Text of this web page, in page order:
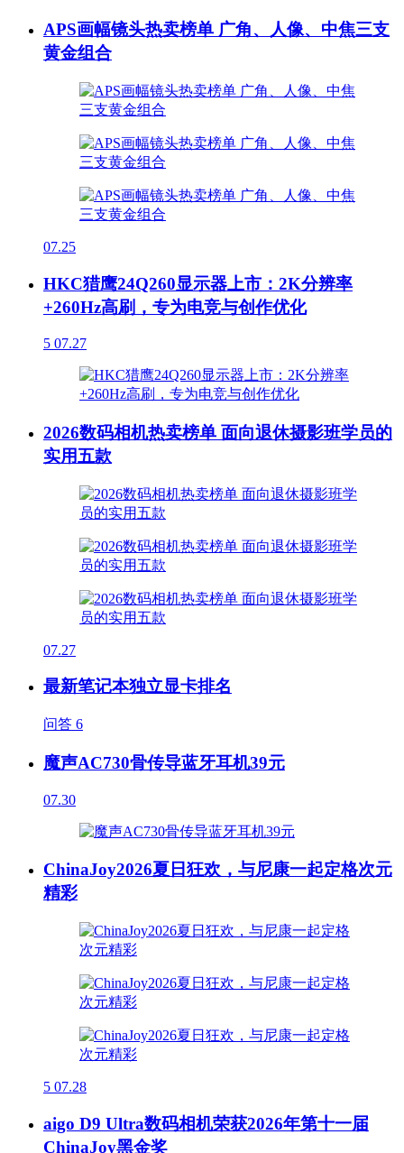
APS画幅镜头热卖榜单 广角、人像、中焦三支
黄金组合
07.25
HKC猎鹰24Q260显示器上市：2K分辨率
+260Hz高刷，专为电竞与创作优化
5 07.27
2026数码相机热卖榜单 面向退休摄影班学员的
实用五款
07.27
最新笔记本独立显卡排名
问答 6
魔声AC730骨传导蓝牙耳机39元
07.30
ChinaJoy2026夏日狂欢，与尼康一起定格次元
精彩
5 07.28
aigo D9 Ultra数码相机荣获2026年第十一届
ChinaJoy黑金奖